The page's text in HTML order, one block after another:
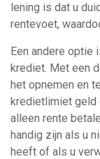
lening is dat u
rentevoet,
Een andere optie
krediet. Met een
het opnemen en
kredietlimiet geld
alleen rente
handig zijn als u
heeft of als u